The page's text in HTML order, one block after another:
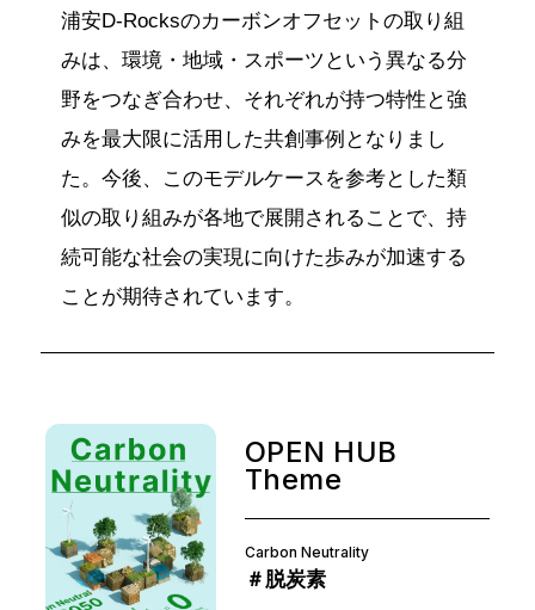
浦安D-Rocksのカーボンオフセットの取り組
みは、環境・地域・スポーツという異なる分
野をつなぎ合わせ、それぞれが持つ特性と強
みを最大限に活用した共創事例となりまし
た。今後、このモデルケースを参考とした類
似の取り組みが各地で展開されることで、持
続可能な社会の実現に向けた歩みが加速する
ことが期待されています。
OPEN HUB
Theme
Carbon Neutrality
＃脱炭素